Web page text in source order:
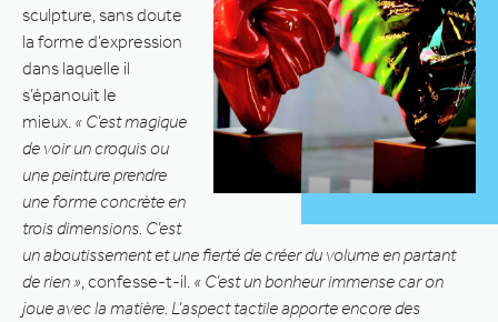
sculpture, sans doute
la forme d’expression
dans laquelle il
s’épanouit le
mieux. « C’est magique
de voir un croquis ou
une peinture prendre
une forme concrète en
trois dimensions. C’est
un aboutissement et une fierté de créer du volume en partant
de rien » , confesse-t-il. « C’est un bonheur immense car on
joue avec la matière. L’aspect tactile apporte encore des